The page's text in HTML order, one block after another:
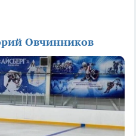
Овчинников